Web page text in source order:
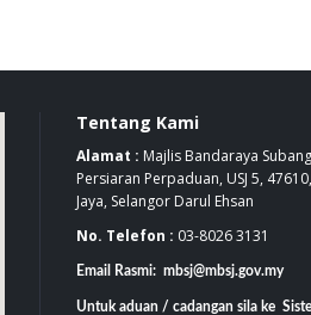
Tentang Kami
Alamat : Majlis Bandaraya
Persiaran Perpaduan, USJ 5,
Jaya, Selangor Darul Ehsan
No. Telefon : 03-8026 3131
Email Rasmi: mbsj@mbsj.gov.my
Untuk aduan / cadangan sila ke